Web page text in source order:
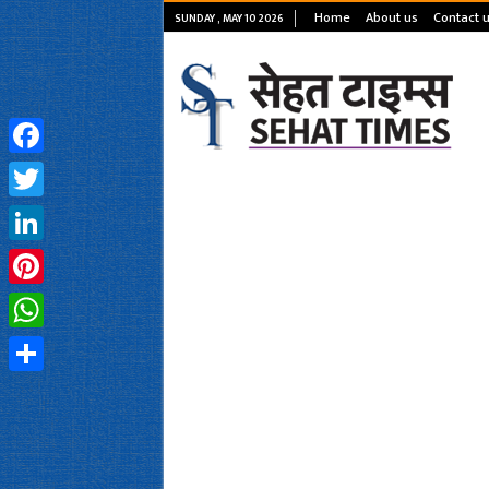
SUNDAY , MAY 10 2026 Home About us Contact
Facebook
Twitter
LinkedIn
Pinterest
WhatsApp
Share